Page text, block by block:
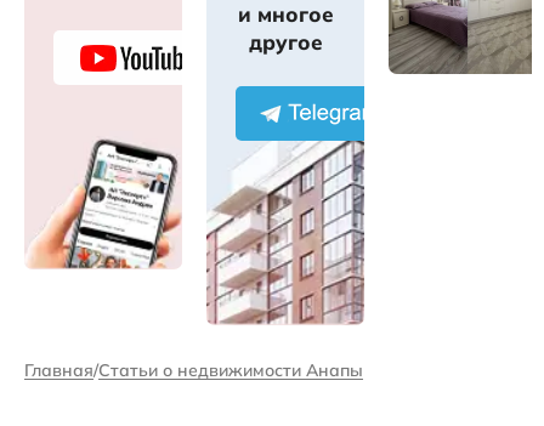
и многое
другое
Главная Статьи о недвижимости Анапы